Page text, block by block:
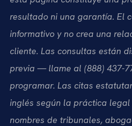
resultado ni una garantía. El
informativo y no crea una
cliente. Las consultas están
previa — llame al (888) 437-
programar. Las citas
inglés según la práctica
nombres de tribunales,